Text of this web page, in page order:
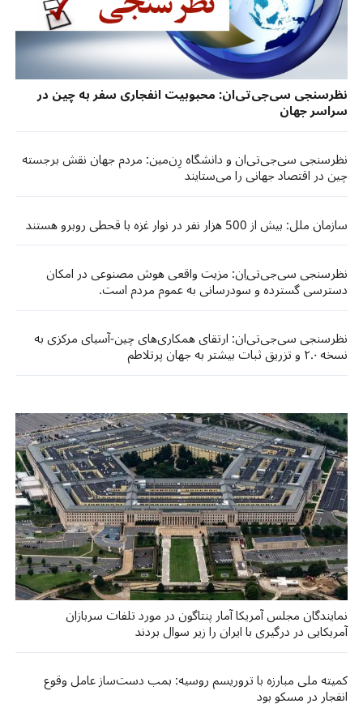
نظرسنجی سی‌جی‌تی‌ان: محبوبیت انفجاری سفر به چین در
سراسر جهان
نظرسنجی سی‌جی‌تی‌ان و دانشگاه رِن‌مین: مردم جهان نقش برجسته
چین در اقتصاد جهانی را می‌ستایند
سازمان ملل: بیش از 500 هزار نفر در نوار غزه با قحطی روبرو هستند
نظرسنجی سی‌جی‌تی‌اِن: مزیت واقعی هوش مصنوعی در امکان
دسترسی گسترده و سودرسانی به عموم مردم است.
نظرسنجی سی‌جی‌تی‌ان: ارتقای همکاری‌های چین-آسیای مرکزی به
نسخه ۲.۰ و تزریق ثبات بیشتر به جهان پرتلاطم
نمایندگان مجلس آمریکا آمار پنتاگون در مورد تلفات سربازان
آمریکایی در درگیری با ایران را زیر سوال بردند
کمیته ملی مبارزه با تروریسم روسیه: بمب دست‌ساز عامل وقوع
انفجار در مسکو بود